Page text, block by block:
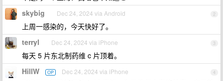
2
skybig Dec 24, 2024 via Android
上周一感染的，今天快好了。
3
terryl Dec 24, 2024 via iPhone
每天 5 片东北制药维 c 片顶着。
4
HillW OP Dec 24, 2024 via iPhone